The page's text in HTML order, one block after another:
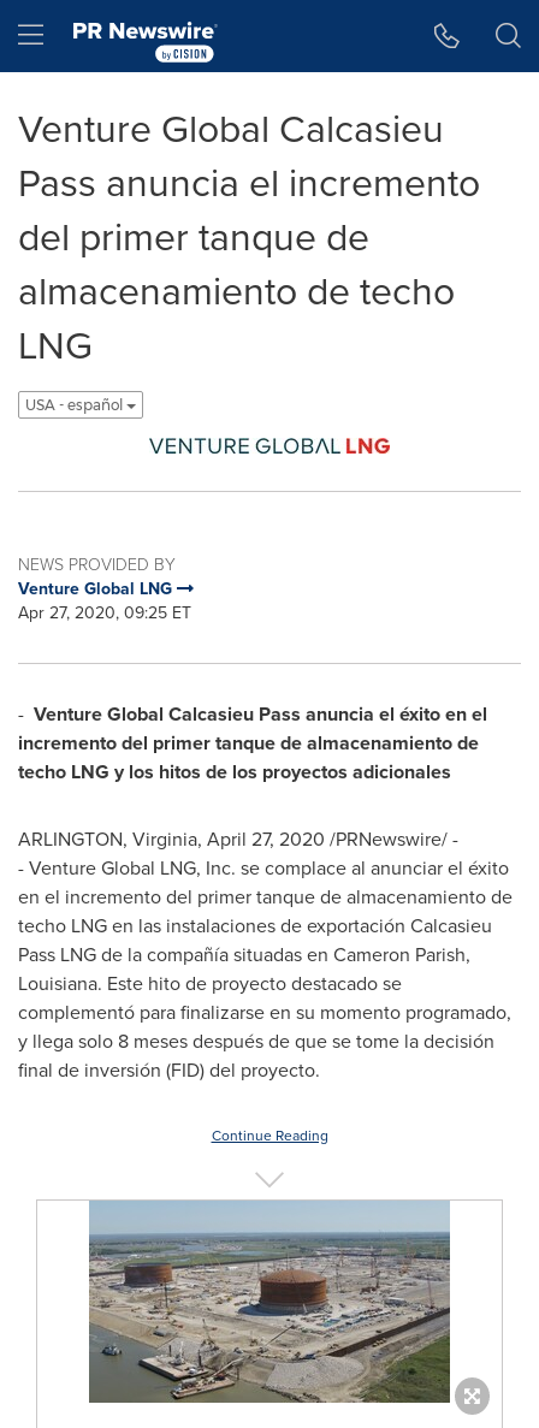
Hamburger menu
Venture Global Calcasieu
Pass anuncia el incremento
del primer tanque de
almacenamiento de techo
LNG
USA - español
NEWS PROVIDED BY
Venture Global LNG
Apr 27, 2020, 09:25 ET
- Venture Global Calcasieu Pass anuncia el éxito en el
incremento del primer tanque de almacenamiento de
techo LNG y los hitos de los proyectos adicionales
ARLINGTON, Virginia, April 27, 2020 /PRNewswire/ -
- Venture Global LNG, Inc. se complace al anunciar el éxito
en el incremento del primer tanque de almacenamiento de
techo LNG en las instalaciones de exportación Calcasieu
Pass LNG de la compañía situadas en Cameron Parish,
Louisiana. Este hito de proyecto destacado se
complementó para finalizarse en su momento programado,
y llega solo 8 meses después de que se tome la decisión
final de inversión (FID) del proyecto.
Continue Reading